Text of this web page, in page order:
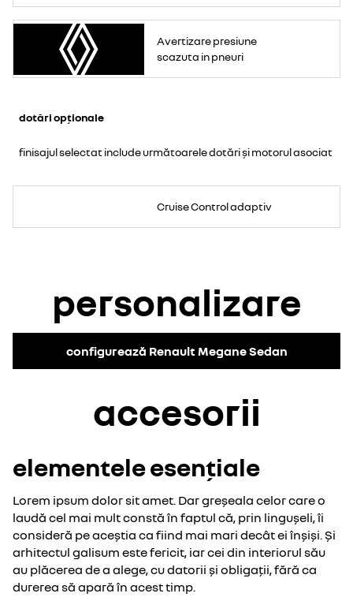
electrocrom
Avertizare presiune
scazuta in pneuri
dotări opționale
finisajul selectat include următoarele dotări și motorul asociat
Cruise Control adaptiv
personalizare
configurează Renault Megane Sedan
accesorii
elementele esențiale
Lorem ipsum dolor sit amet. Dar greșeala celor care o
laudă cel mai mult constă în faptul că, prin lingușeli, îi
consideră pe aceștia ca fiind mai mari decât ei înșiși. Și
arhitectul galisum este fericit, iar cei din interiorul său
au plăcerea de a alege, cu datorii și obligații, fără ca
durerea să apară în acest timp.